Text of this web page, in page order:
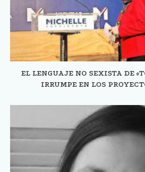
EL LENGUAJE NO SEXISTA DE
IRRUMPE EN LOS